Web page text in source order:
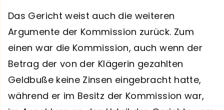
Das Gericht weist auch die weiteren
Argumente der Kommission zurück. Zum
einen war die Kommission, auch wenn der
Betrag der von der Klägerin gezahlten
Geldbuße keine Zinsen eingebracht hatte,
während er im Besitz der Kommission war,